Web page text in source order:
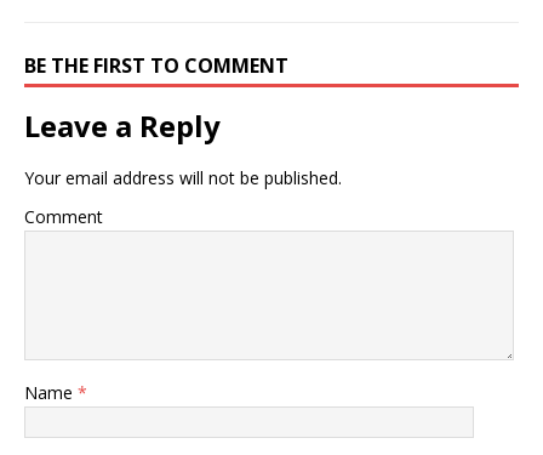
BE THE FIRST TO COMMENT
Leave a Reply
Your email address will not be published.
Comment
Name *